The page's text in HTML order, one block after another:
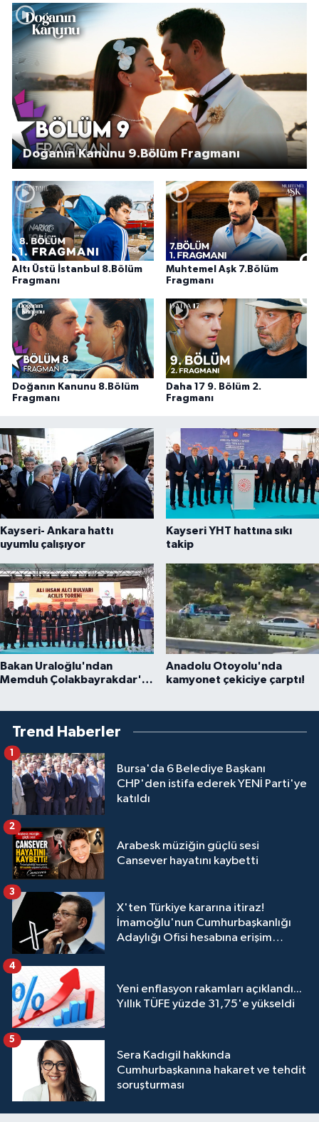
Doğanın Kanunu 9.Bölüm Fragmanı
Altı Üstü İstanbul 8.Bölüm
Fragmanı
Muhtemel Aşk 7.Bölüm
Fragmanı
Doğanın Kanunu 8.Bölüm
Fragmanı
Daha 17 9. Bölüm 2.
Fragmanı
Kayseri- Ankara hattı
uyumlu çalışıyor
Kayseri YHT hattına sıkı
takip
Bakan Uraloğlu'ndan
Memduh Çolakbayrakdar'a
Anadolu Otoyolu'nda
kamyonet çekiciye çarptı!
Trend Haberler
Bursa'da 6 Belediye Başkanı
CHP'den istifa ederek YENİ Parti'ye
katıldı
1
Arabesk müziğin güçlü sesi
Cansever hayatını kaybetti
2
X'ten Türkiye kararına itiraz!
İmamoğlu'nun Cumhurbaşkanlığı
Adaylığı Ofisi hesabına erişim
3
Yeni enflasyon rakamları açıklandı...
Yıllık TÜFE yüzde 31,75'e yükseldi
4
Sera Kadıgil hakkında
Cumhurbaşkanına hakaret ve tehdit
soruşturması
5